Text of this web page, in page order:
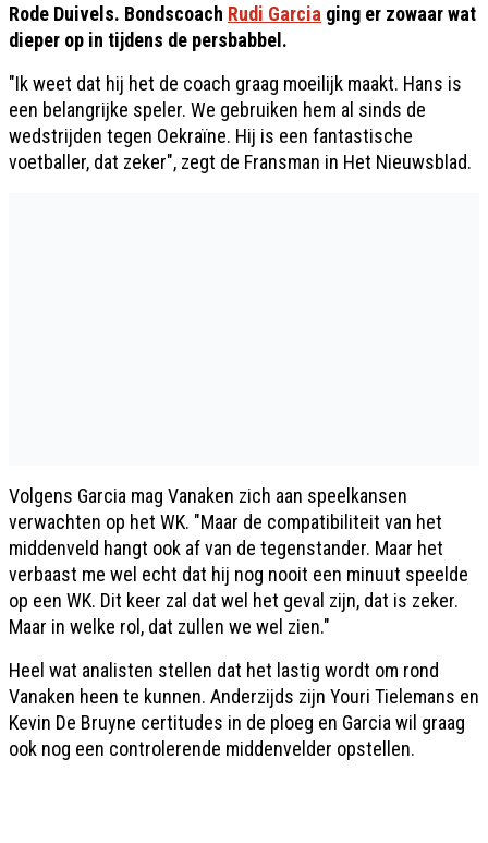
Rode Duivels. Bondscoach Rudi Garcia ging er zowaar wat
dieper op in tijdens de persbabbel.
"Ik weet dat hij het de coach graag moeilijk maakt. Hans is
een belangrijke speler. We gebruiken hem al sinds de
wedstrijden tegen Oekraïne. Hij is een fantastische
voetballer, dat zeker", zegt de Fransman in Het Nieuwsblad.
Volgens Garcia mag Vanaken zich aan speelkansen
verwachten op het WK. "Maar de compatibiliteit van het
middenveld hangt ook af van de tegenstander. Maar het
verbaast me wel echt dat hij nog nooit een minuut speelde
op een WK. Dit keer zal dat wel het geval zijn, dat is zeker.
Maar in welke rol, dat zullen we wel zien."
Heel wat analisten stellen dat het lastig wordt om rond
Vanaken heen te kunnen. Anderzijds zijn Youri Tielemans en
Kevin De Bruyne certitudes in de ploeg en Garcia wil graag
ook nog een controlerende middenvelder opstellen.